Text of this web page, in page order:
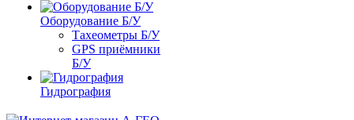
Оборудование Б/У
Тахеометры Б/У
GPS приёмники
Б/У
Гидрография